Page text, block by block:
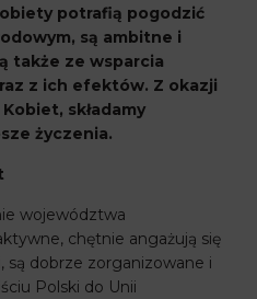
potrafią pogodzić
są ambitne i
także ze wsparcia
z ich efektów. Z okazji
składamy
życzenia.
województwa
chętnie angażują się
są dobrze zorganizowane i
Polski do Unii